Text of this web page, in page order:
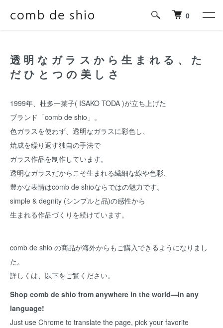
0
透明なガラスから生まれる、た
だひとつの美しさ
1999年、杜多一菜子( ISAKO TODA )が立ち上げた
ブランド「comb de shio」。
色ガラスを使わず、透明なガラスに彩色し、
焼成を繰り返す独自の手法で
ガラス作品を制作しています。
透明なガラスだからこそ生まれる繊細な線や色彩、
豊かな表情はcomb de shioならではの魅力です。
simple & degnity (シンプルと品)の感性から
生まれる作品づくりを続けています。
comb de shio の商品が海外からもご購入できるようになりまし
た。
詳しくは、以下をご覧ください。
Shop comb de shio from anywhere in the world—in any
language!
Just use Chrome to translate the page, pick your favorite